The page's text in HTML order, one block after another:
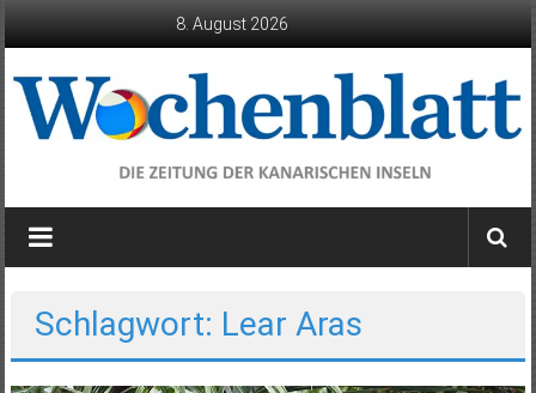
8. August 2026
Wochenblatt
die
Kanarischen
Inseln
Schlagwort: Lear Aras